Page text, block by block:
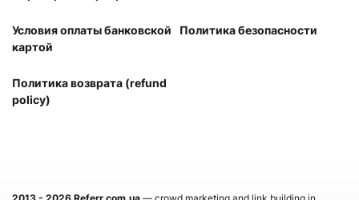
Условия оплаты банковской
картой
Политика безопасности
Политика возврата (refund
policy)